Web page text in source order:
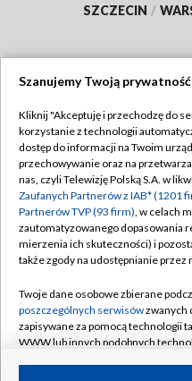
SZCZECIN /
Abonament TVP
Emisja w TVP
Centrum informacji TVP
Naziemna Telewizja
Rada Programowa
System NOS
Informacje o nadawcy
Szanujemy Twoją prywatność
Kliknij "Akceptuję i przechodzę do
korzystanie z technologii
dostęp do informacji na Twoim
przechowywanie oraz na
nas, czyli Telewizję Polską S.A. w
Zaufanych Partnerów z IAB* (1201
Partnerów TVP (93 firm), w celach
zautomatyzowanego dopasowania
mierzenia ich skuteczności) i
także zgody na udostępnianie przez
Twoje dane osobowe zbierane
poszczególnych serwisówzwanych
zapisywane za pomocą technologii
WWW lub innych podobnych